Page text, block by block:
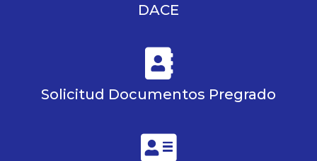
DACE
Solicitud Documentos Pregrado